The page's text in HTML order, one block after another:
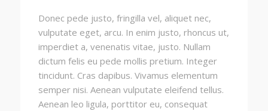
Donec pede justo, fringilla vel, aliquet nec,
vulputate eget, arcu. In enim justo, rhoncus ut,
imperdiet a, venenatis vitae, justo. Nullam
dictum felis eu pede mollis pretium. Integer
tincidunt. Cras dapibus. Vivamus elementum
semper nisi. Aenean vulputate eleifend tellus.
Aenean leo ligula, porttitor eu, consequat